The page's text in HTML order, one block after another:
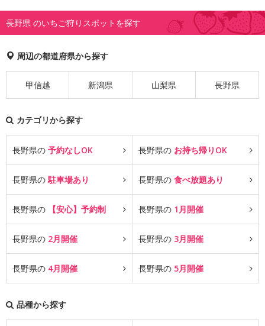
長野県 のいちご狩りスポットを探す
周辺の都道府県から探す
甲信越 新潟県 山梨県 長野県
カテゴリから探す
長野県の 予約なしOK 長野県の お持ち帰りOK
長野県の駐車場あり 長野県の 食べ放題あり
長野県の 【安心】予約制 長野県の 1月開催
長野県の 2月開催 長野県の 3月開催
長野県の 4月開催 長野県の 5月開催
品種から探す